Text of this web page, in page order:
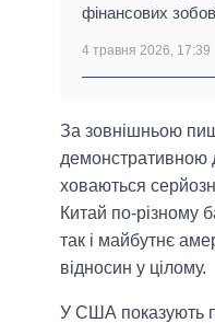
фінансових
4 травня 2026, 17:39
За зовнішньою
демонстративною
ховаються
Китай по-різному
так і майбутнє
відносин у цілому.
У США показують